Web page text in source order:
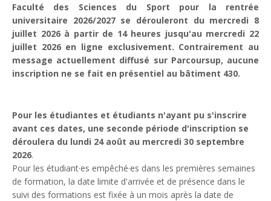
Faculté des Sciences du Sport pour la rentrée
universitaire 2026/2027 se dérouleront du mercredi 8
juillet 2026 à partir de 14 heures jusqu'au mercredi 22
juillet 2026 en ligne exclusivement. Contrairement au
message actuellement diffusé sur Parcoursup, aucune
inscription ne se fait en présentiel au bâtiment 430.
Pour les étudiantes et étudiants n'ayant pu s'inscrire
avant ces dates, une seconde période d'inscription se
déroulera du lundi 24 août au mercredi 30 septembre
2026.
Pour les étudiant·es empêché·es dans les premières semaines
de formation, la date limite d'arrivée et de présence dans le
suivi des formations est fixée à un mois après la date de